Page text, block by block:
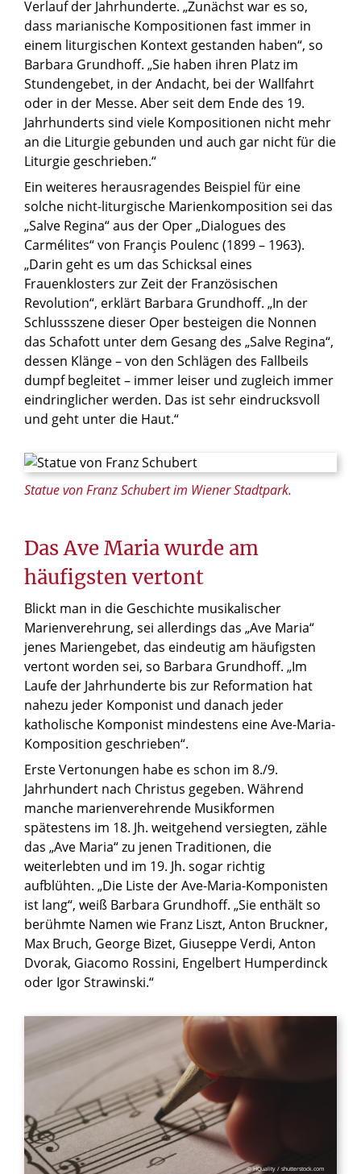
Statue von Franz Schubert im Wiener Stadtpark.
Verlauf der Jahrhunderte. „Zunächst war es so,
dass marianische Kompositionen fast immer in
einem liturgischen Kontext gestanden haben“, so
Barbara Grundhoff. „Sie haben ihren Platz im
Stundengebet, in der Andacht, bei der Wallfahrt
oder in der Messe. Aber seit dem Ende des 19.
Jahrhunderts sind viele Kompositionen nicht mehr
an die Liturgie gebunden und auch gar nicht für die
Liturgie geschrieben.“
Ein weiteres herausragendes Beispiel für eine
solche nicht-liturgische Marienkomposition sei das
„Salve Regina“ aus der Oper „Dialogues des
Carmélites“ von Françis Poulenc (1899 – 1963).
„Darin geht es um das Schicksal eines
Frauenklosters zur Zeit der Französischen
Revolution“, erklärt Barbara Grundhoff. „In der
Schlussszene dieser Oper besteigen die Nonnen
das Schafott unter dem Gesang des „Salve Regina“,
dessen Klänge – von den Schlägen des Fallbeils
dumpf begleitet – immer leiser und zugleich immer
eindringlicher werden. Das ist sehr eindrucksvoll
und geht unter die Haut.“
© HQuality / shutterstock.com
Das Ave Maria wurde am
häufigsten vertont
Blickt man in die Geschichte musikalischer
Marienverehrung, sei allerdings das „Ave Maria“
jenes Mariengebet, das eindeutig am häufigsten
vertont worden sei, so Barbara Grundhoff. „Im
Laufe der Jahrhunderte bis zur Reformation hat
nahezu jeder Komponist und danach jeder
katholische Komponist mindestens eine Ave-Maria-
Komposition geschrieben“.
Erste Vertonungen habe es schon im 8./9.
Jahrhundert nach Christus gegeben. Während
manche marienverehrende Musikformen
spätestens im 18. Jh. weitgehend versiegten, zähle
das „Ave Maria“ zu jenen Traditionen, die
weiterlebten und im 19. Jh. sogar richtig
aufblühten. „Die Liste der Ave-Maria-Komponisten
ist lang“, weiß Barbara Grundhoff. „Sie enthält so
berühmte Namen wie Franz Liszt, Anton Bruckner,
Max Bruch, George Bizet, Giuseppe Verdi, Anton
Dvorak, Giacomo Rossini, Engelbert Humperdinck
oder Igor Strawinski.“